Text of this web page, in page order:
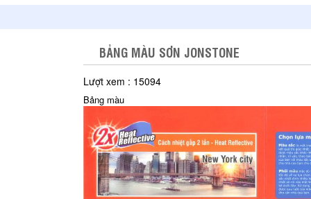
BẢNG MÀU SƠN JONSTONE
Lượt xem : 15094
Bảng màu